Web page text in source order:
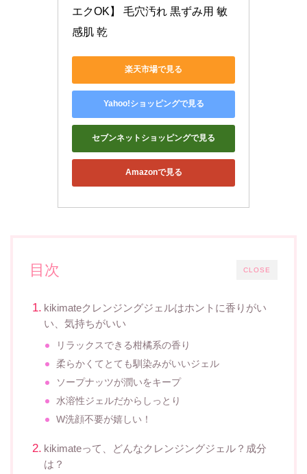
エクOK】 毛穴汚れ 黒ずみ用 敏
感肌 乾
楽天市場で見る
Yahoo!ショッピングで見る
セブンネットショッピングで見る
Amazonで見る
CLOSE
目次
kikimateクレンジングジェルはホントに香りがい
い、気持ちがいい
リラックスできる柑橘系の香り
柔らかくてとても馴染みがいいジェル
ソープナッツが潤いをキープ
水溶性ジェルだからしっとり
W洗顔不要が嬉しい！
kikimateって、どんなクレンジングジェル？成分
は？